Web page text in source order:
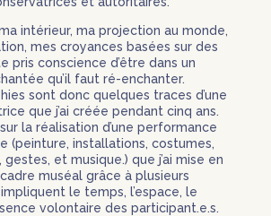
intérieur, ma projection au monde,
mes croyances basées sur des
pris conscience d’être dans un
qu’il faut ré-enchanter.
sont donc quelques traces d’une
que j’ai créée pendant cinq ans.
la réalisation d’une performance
(peinture, installations, costumes,
et musique.) que j’ai mise en
muséal grâce à plusieurs
le temps, l’espace, le
volontaire des participant.e.s.